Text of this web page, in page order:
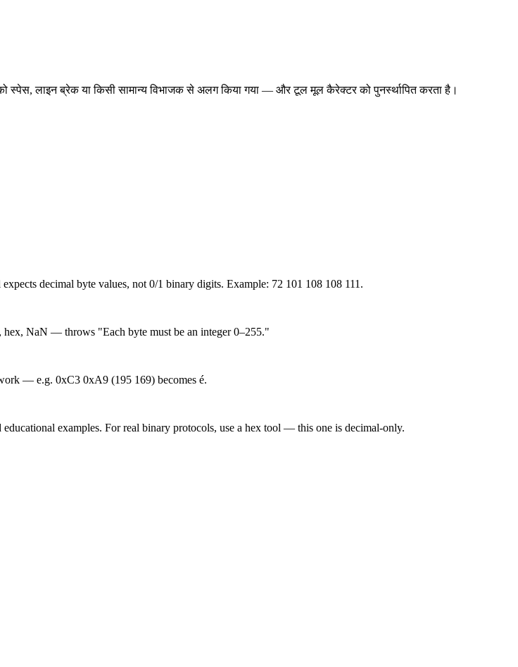
लाइन ब्रेक या किसी सामान्य विभाजक से अलग किया गया — और टूल मूल कैरेक्टर को पुनर्स्थापित करता है।
decimal byte values, not 0/1 binary digits. Example: 72 101 108 108 111.
NaN — throws "Each byte must be an integer 0–255."
— e.g. 0xC3 0xA9 (195 169) becomes é.
examples. For real binary protocols, use a hex tool — this one is decimal-only.